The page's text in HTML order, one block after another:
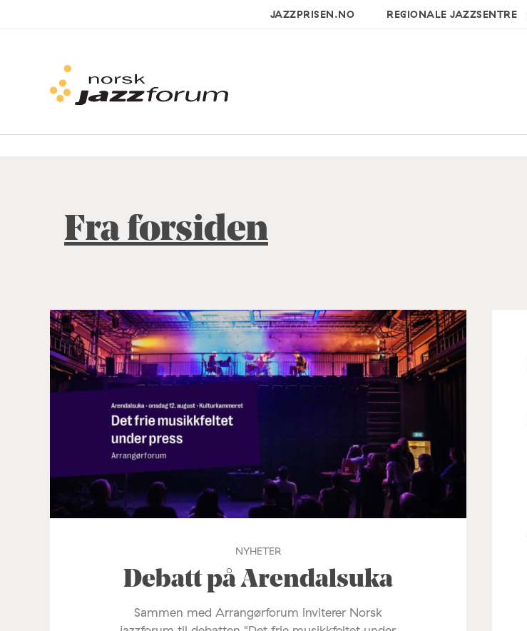
JAZZPRISEN.NO REGIONALE JAZZSENTRE
Fra forsiden
NYHETER
Debatt på Arendalsuka
Sammen med Arrangørforum inviterer Norsk